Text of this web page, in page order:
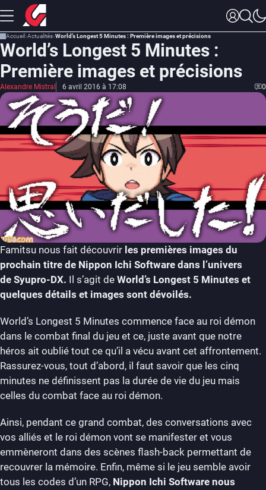
Accueil Actualités World’s Longest 5 Minutes : Première images et précisions
World’s Longest 5 Minutes :
Première images et précisions
Alexandre Mistral 6 avril 2016 à 17:08 0
Famitsu nous fait découvrir les premières images du
prochain titre de Nippon Ichi Software dans l’univers
de Syupro-DX. Il s’agit de World’s Longest 5 Minutes et
quelques détails et images sont dévoilés.
World’s Longest 5 Minutes commence face au roi démon
dans le combat final du jeu et ce, juste avant que notre
héros ait oublié tout ce qu’il a vécu avant cet affrontement.
Rassurez-vous, tout d’abord, il faut savoir que les cinq
minutes ne définissent pas la durée de vie du jeu mais
celles du combat face au roi démon.
Ainsi, pendant ce grand combat, des conversations avec
vos alliés et le roi démon vont se manifester et vous
emmèneront dans des scènes flash-back permettant de
recouvrer la mémoire. Enfin, même si le jeu semble avoir
tous les codes d’un RPG, Nippon Ichi Software nous